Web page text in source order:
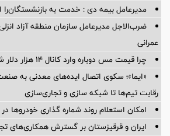
مدیرعامل بیمه دی : خدمت به بازنشستگان‌را
ضرب‌الاجل مدیرعامل سازمان منطقه آزاد
عمرانی
چرا قیمت مس دوباره وارد کانال ۱۴ هزار دلار شد
«ایما»؛ سکوی اتصال ایده‌های معدنی به
رقابت تیم‌ها تا شبکه سازی و تجاری‌سازی
امکان استعلام روند شماره گذاری خودروها
ایران و قرقیزستان بر گسترش همکاری‌های